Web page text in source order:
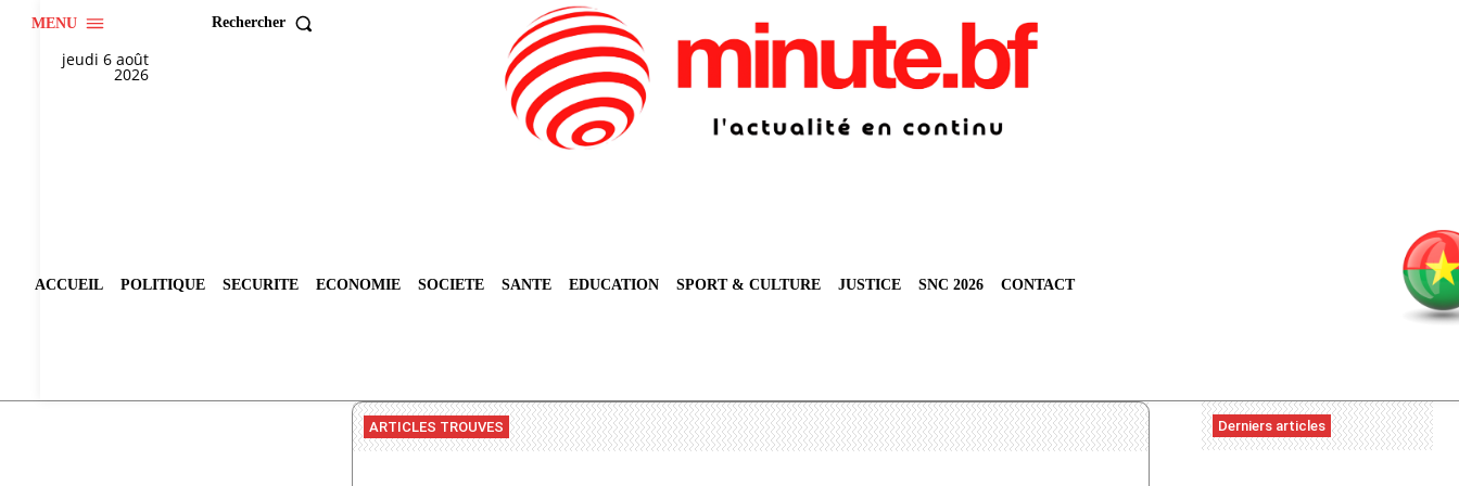
MENU Rechercher
jeudi 6 août
2026
ACCUEIL POLITIQUE SECURITE ECONOMIE SOCIETE SANTE EDUCATION SPORT & CULTURE JUSTICE SNC 2026 CONTACT
ARTICLES TROUVES Derniers articles